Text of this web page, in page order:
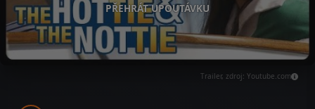
PŘEHRÁT UPOUTÁVKU
Trailer, zdroj: Youtube.com